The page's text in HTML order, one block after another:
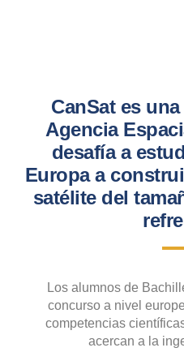
CanSat es
Agencia
desafía a
Europa a
satélite del
Los alumnos de
concurso a nivel
competencias
acercan a la